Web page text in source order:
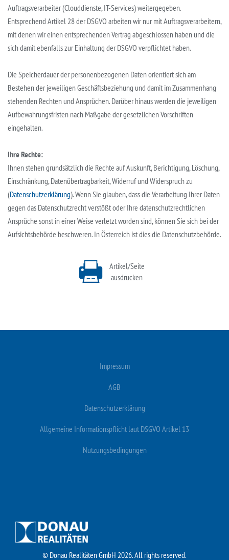
Auftragsverarbeiter (Clouddienste, IT-Services) weitergegeben.
Entsprechend Artikel 28 der DSGVO arbeiten wir nur mit Auftragsverarbeitern,
mit denen wir einen entsprechenden Vertrag abgeschlossen haben und die
sich damit ebenfalls zur Einhaltung der DSGVO verpflichtet haben.
Die Speicherdauer der personenbezogenen Daten orientiert sich am
Bestehen der jeweiligen Geschäftsbeziehung und damit im Zusammenhang
stehenden Rechten und Ansprüchen. Darüber hinaus werden die jeweiligen
Aufbewahrungsfristen nach Maßgabe der gesetzlichen Vorschriften
eingehalten.
Ihre Rechte:
Ihnen stehen grundsätzlich die Rechte auf Auskunft, Berichtigung, Löschung,
Einschränkung, Datenübertragbarkeit, Widerruf und Widerspruch zu
(Datenschutzerklärung). Wenn Sie glauben, dass die Verarbeitung Ihrer Daten
gegen das Datenschutzrecht verstößt oder Ihre datenschutzrechtlichen
Ansprüche sonst in einer Weise verletzt worden sind, können Sie sich bei der
Aufsichtsbehörde beschweren. In Österreich ist dies die Datenschutzbehörde.
Artikel/Seite
ausdrucken
Impressum
AGB
Datenschutzerklärung
Allgemeine Informationspflicht laut DSGVO Artikel 13
Nutzungsbedingungen
© Donau Realitäten GmbH 2026. All rights reserved.